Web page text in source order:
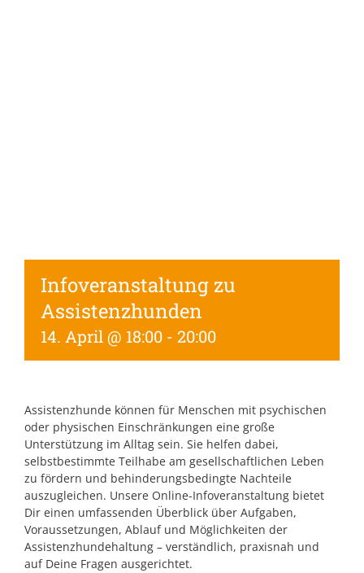
Infoveranstaltung zu
Assistenzhunden
14. April @ 18:00 - 20:00
Assistenzhunde können für Menschen mit psychischen
oder physischen Einschränkungen eine große
Unterstützung im Alltag sein. Sie helfen dabei,
selbstbestimmte Teilhabe am gesellschaftlichen Leben
zu fördern und behinderungsbedingte Nachteile
auszugleichen. Unsere Online-Infoveranstaltung bietet
Dir einen umfassenden Überblick über Aufgaben,
Voraussetzungen, Ablauf und Möglichkeiten der
Assistenzhundehaltung – verständlich, praxisnah und
auf Deine Fragen ausgerichtet.